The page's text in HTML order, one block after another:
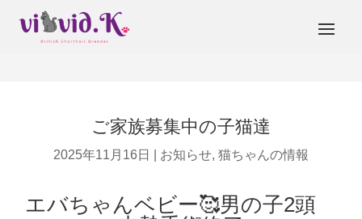
ご家族募集中の子猫達
2025年11月16日 お知らせ, 猫ちゃんの情報
エバちゃんベビー🥰男の子2頭